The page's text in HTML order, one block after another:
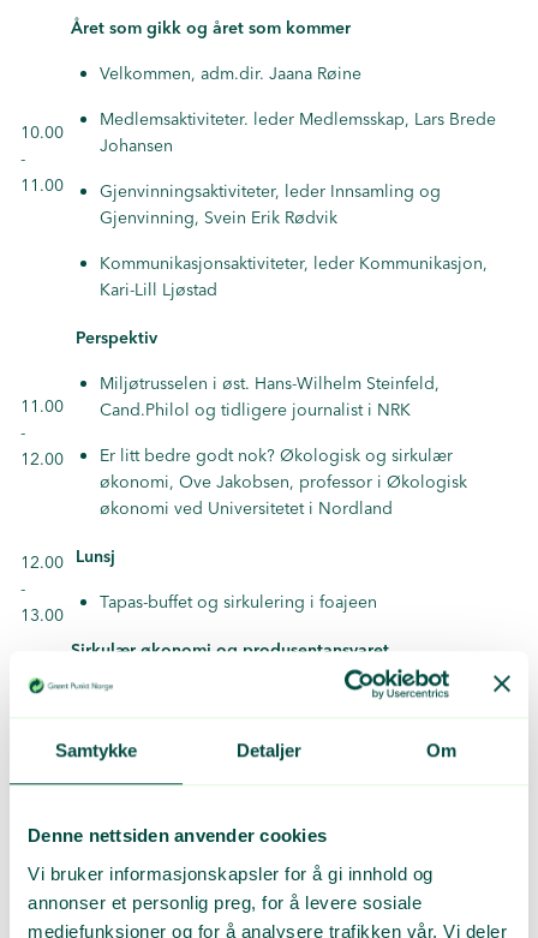
Samtykke Detaljer Om
Denne nettsiden anvender cookies
Vi bruker informasjonskapsler for å gi innhold og
annonser et personlig preg, for å levere sosiale
mediefunksjoner og for å analysere trafikken vår. Vi deler
10.00
-
11.00
Året som gikk og året som kommer
Velkommen, adm.dir. Jaana Røine
Medlemsaktiviteter. leder Medlemsskap, Lars Brede
Johansen
Gjenvinningsaktiviteter, leder Innsamling og
Gjenvinning, Svein Erik Rødvik
Kommunikasjonsaktiviteter, leder Kommunikasjon,
Kari-Lill Ljøstad
11.00
-
12.00
Perspektiv
Miljøtrusselen i øst. Hans-Wilhelm Steinfeld,
Cand.Philol og tidligere journalist i NRK
Er litt bedre godt nok? Økologisk og sirkulær
økonomi, Ove Jakobsen, professor i Økologisk
økonomi ved Universitetet i Nordland
12.00
-
13.00
Lunsj
Tapas-buffet og sirkulering i foajeen
13.00
14.40
Sirkulær økonomi og produsentansvaret
EUs forslag til sirkulær økonomi –hva betyr dette for
Norge? Hege Rooth Olbergsveen, sjefsingeniør
Miljødirektoratet
Hva vil Miljøpartiet de Grønne med avfallsbransjen?
i Miljøpartiet de Grønne
EUs nye avfallspolitikk. Konsekvenser for kommunene
ved endringer i produsentansvar. Marianne Haugland,
KS Bedrift Avfall